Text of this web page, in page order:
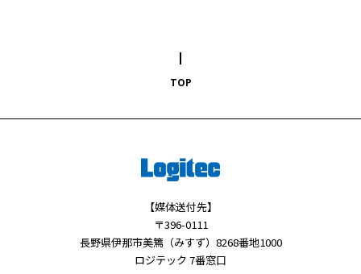
TOP
【媒体送付先】
〒396-0111
長野県伊那市美篶（みすず）8268番地1000
ロジテック 7番窓口